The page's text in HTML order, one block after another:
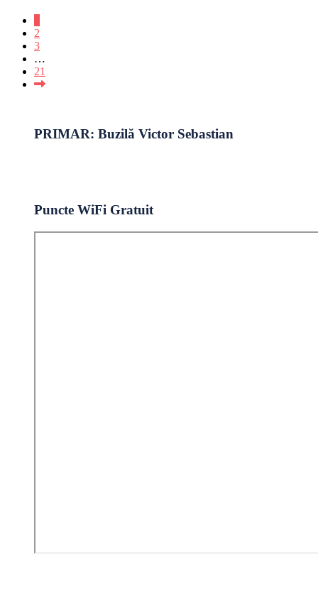
2
3
…
21
PRIMAR: Buzilă Victor Sebastian
Puncte WiFi Gratuit